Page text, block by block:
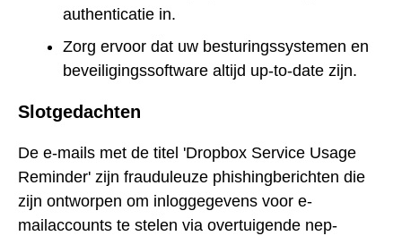
authenticatie in.
Zorg ervoor dat uw besturingssystemen en
beveiligingssoftware altijd up-to-date zijn.
Slotgedachten
De e-mails met de titel 'Dropbox Service Usage
Reminder' zijn frauduleuze phishingberichten die
zijn ontworpen om inloggegevens voor e-
mailaccounts te stelen via overtuigende nep-